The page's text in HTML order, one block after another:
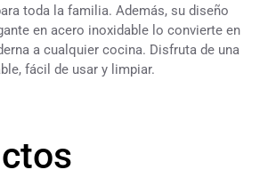
toda la familia. Además, su diseño
en acero inoxidable lo convierte en
a cualquier cocina. Disfruta de una
fácil de usar y limpiar.